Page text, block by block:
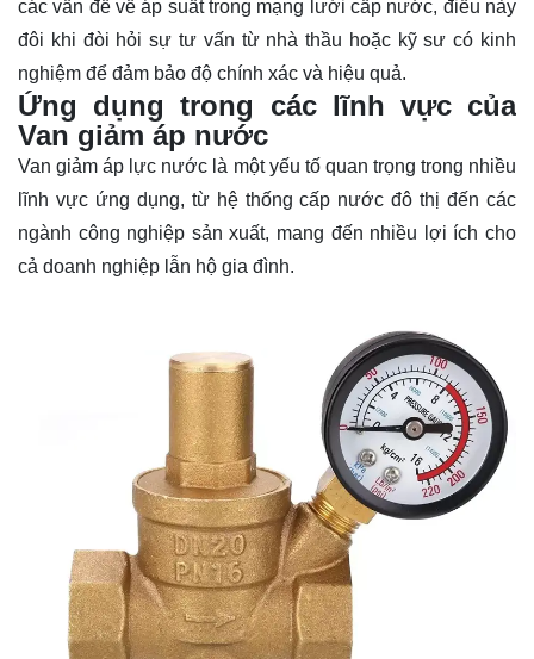
các vấn đề về áp suất trong mạng lưới cấp nước, điều này
đôi khi đòi hỏi sự tư vấn từ nhà thầu hoặc kỹ sư có kinh
nghiệm để đảm bảo độ chính xác và hiệu quả.
Ứng dụng trong các lĩnh vực của
Van giảm áp nước
Van giảm áp lực nước là một yếu tố quan trọng trong nhiều
lĩnh vực ứng dụng, từ hệ thống cấp nước đô thị đến các
ngành công nghiệp sản xuất, mang đến nhiều lợi ích cho
cả doanh nghiệp lẫn hộ gia đình.